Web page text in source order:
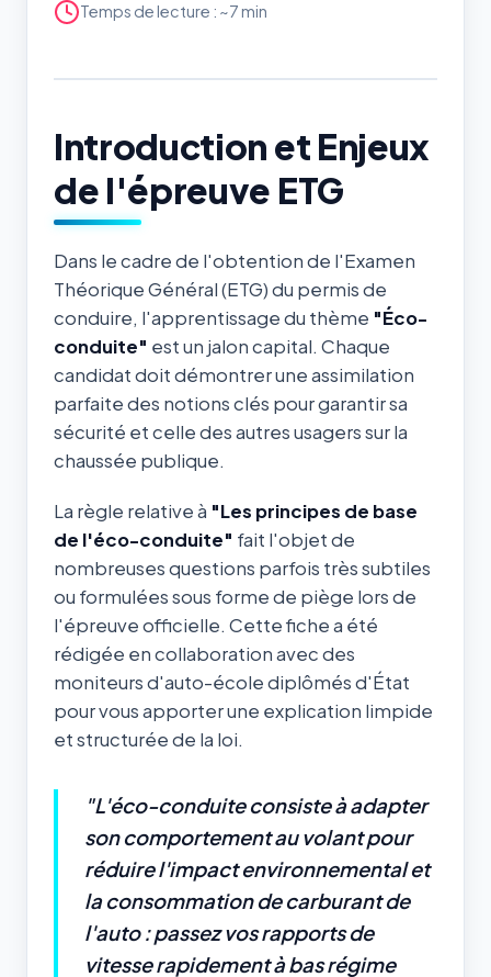
Temps de lecture : ~7 min
Introduction et Enjeux
de l'épreuve ETG
Dans le cadre de l'obtention de l'Examen
Théorique Général (ETG) du permis de
conduire, l'apprentissage du thème "Éco-
conduite" est un jalon capital. Chaque
candidat doit démontrer une assimilation
parfaite des notions clés pour garantir sa
sécurité et celle des autres usagers sur la
chaussée publique.
La règle relative à "Les principes de base
de l'éco-conduite" fait l'objet de
nombreuses questions parfois très subtiles
ou formulées sous forme de piège lors de
l'épreuve officielle. Cette fiche a été
rédigée en collaboration avec des
moniteurs d'auto-école diplômés d'État
pour vous apporter une explication limpide
et structurée de la loi.
"L'éco-conduite consiste à adapter
son comportement au volant pour
réduire l'impact environnemental et
la consommation de carburant de
l'auto : passez vos rapports de
vitesse rapidement à bas régime